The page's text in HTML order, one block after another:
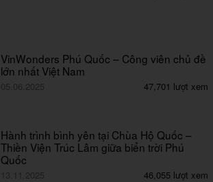
VinWonders Phú Quốc – Công viên chủ đề
lớn nhất Việt Nam
05.06.2025 47,701 lượt xem
Hành trình bình yên tại Chùa Hộ Quốc –
Thiền Viện Trúc Lâm giữa biển trời Phú
Quốc
13.11.2025 46,055 lượt xem